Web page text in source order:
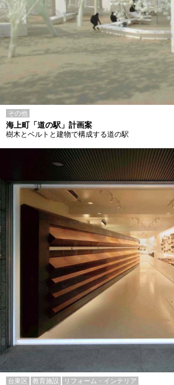
その他
海上町「道の駅」計画案
樹木とベルトと建物で構成する道の駅
台東区 教育施設 リフォーム・インテリア